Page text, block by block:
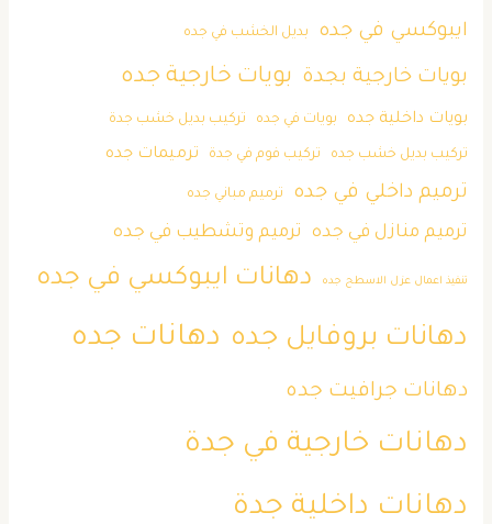
ايبوكسي في جده بديل الخشب في جده
بويات خارجية بجدة بويات خارجية جده
بويات داخلية جده بويات في جده تركيب بديل خشب جدة
تركيب بديل خشب جده تركيب فوم في جدة ترميمات جده
ترميم داخلي في جده ترميم مباني جده
ترميم منازل في جده ترميم وتشطيب في جده
تنفيذ اعمال عزل الاسطح جده دهانات ايبوكسي في جده
دهانات بروفايل جده دهانات جده
دهانات جرافيت جده
دهانات خارجية في جدة
دهانات داخلية جدة